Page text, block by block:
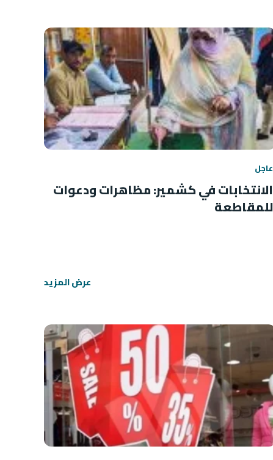
عاجل
الانتخابات في كشمير: مظاهرات ودعوات
للمقاطعة
عرض المزيد